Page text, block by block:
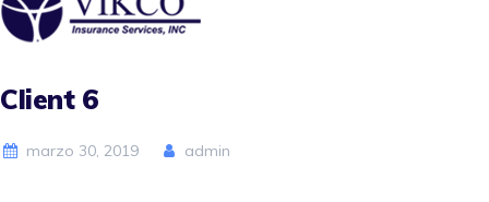
Client 6
marzo 30, 2019 admin